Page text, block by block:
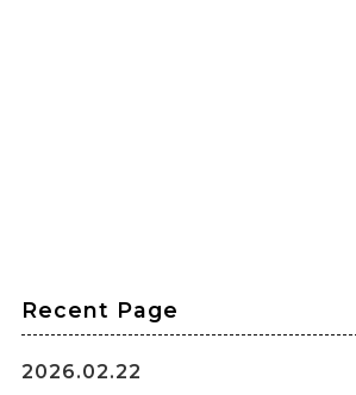
Recent Page
2026.02.22